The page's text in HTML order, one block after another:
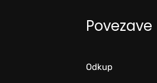
Povezave
Odkup